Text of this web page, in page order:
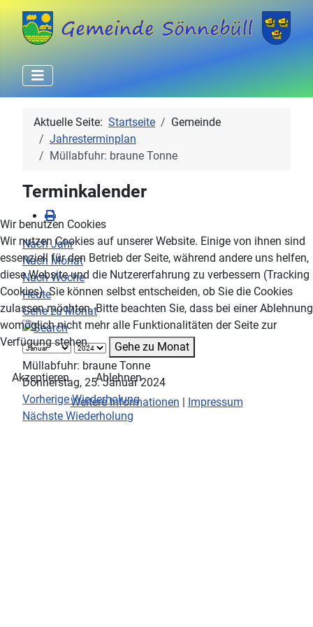
Aktuelle Seite: Startseite
Gemeinde
Jahresterminplan
Müllabfuhr: braune Tonne
Terminkalender
Nach Jahr
Nach Monat
Nach Woche
Heute
Gehe zu Monat
Gehe zu Monat
Müllabfuhr: braune Tonne
Donnerstag, 25. Januar 2024
Vorherige Wiederholung
Nächste Wiederholung
Wir benutzen Cookies
Wir nutzen Cookies auf unserer Website. Einige von ihnen sind
essenziell für den Betrieb der Seite, während andere uns helfen,
diese Website und die Nutzererfahrung zu verbessern (Tracking
Cookies). Sie können selbst entscheiden, ob Sie die Cookies
zulassen möchten. Bitte beachten Sie, dass bei einer Ablehnung
womöglich nicht mehr alle Funktionalitäten der Seite zur
Verfügung stehen.
Akzeptieren
Ablehnen
Weitere Informationen | Impressum